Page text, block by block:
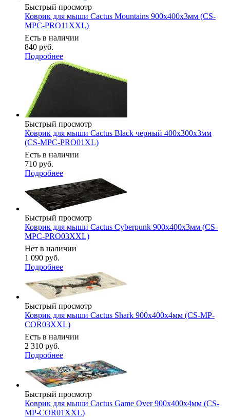
Быстрый просмотр
Коврик для мыши Cactus Mountains 900x400x3мм (CS-
MPC-PRO11XXL)
Есть в наличии
840 руб.
Подробнее
Быстрый просмотр
Коврик для мыши Cactus Black черный 400x300x3мм
(CS-MPC-PRO01XL)
Есть в наличии
710 руб.
Подробнее
Быстрый просмотр
Коврик для мыши Cactus Cyberpunk 900x400x3мм (CS-
MPC-PRO03ХXL)
Нет в наличии
1 090 руб.
Подробнее
Быстрый просмотр
Коврик для мыши Cactus Shark 900x400x4мм (CS-MP-
COR03XXL)
Есть в наличии
2 310 руб.
Подробнее
Быстрый просмотр
Коврик для мыши Cactus Game Over 900x400x4мм (CS-
MP-COR01XXL)